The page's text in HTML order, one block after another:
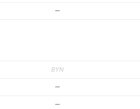
—
BYN
—
—